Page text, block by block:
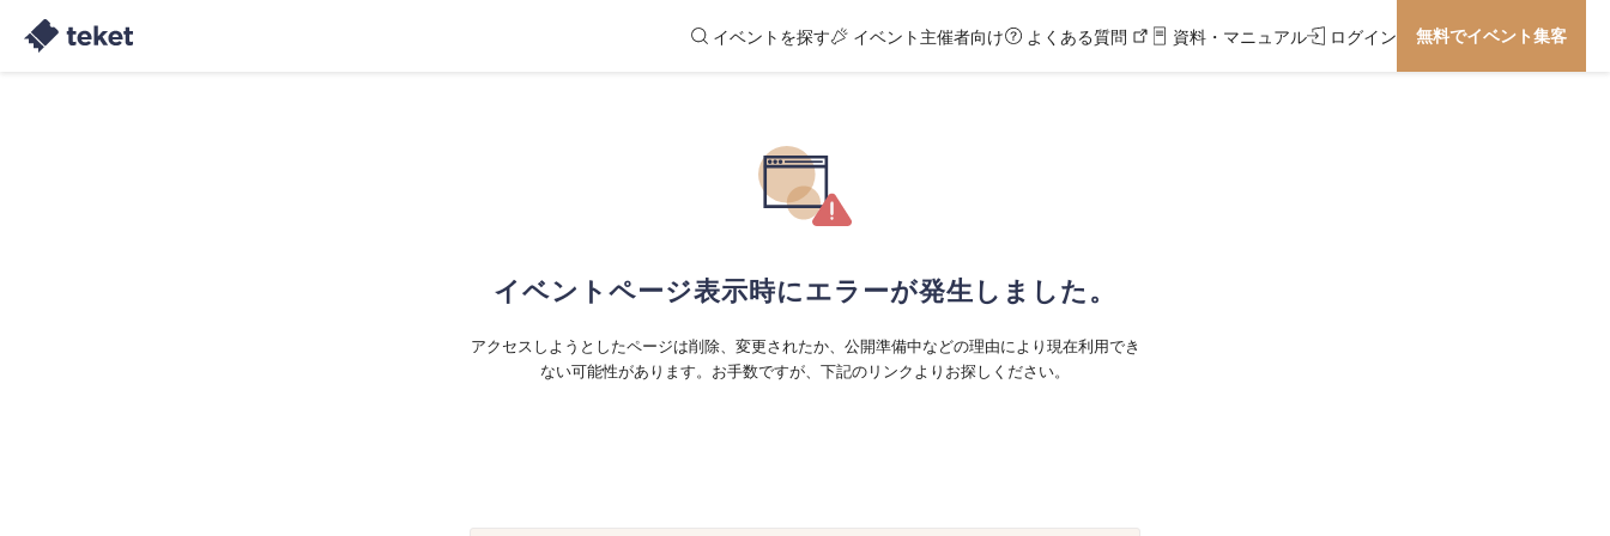
イベントを探す イベント主催者向け よくある質問 資料・マニュアル ログイン 無料でイベント集客
イベントページ表示時にエラーが発生しました。
アクセスしようとしたページは削除、変更されたか、公開準備中などの理由により現在利用でき
ない可能性があります。お手数ですが、下記のリンクよりお探しください。